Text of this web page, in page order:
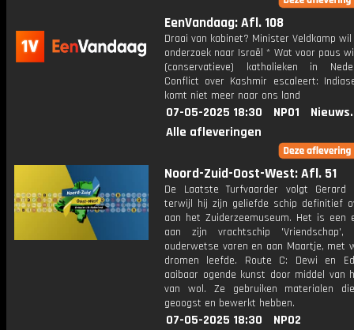
EenVandaag: Afl. 108
Draai van kabinet? Minister Veldkamp
onderzoek naar Israël * Wat voor paus
(conservatieve) katholieken in
Conflict over Kashmir escaleert:
komt niet meer naar ons land
07-05-2025 18:30 NPO1
Alle afleveringen
Noord-Zuid-Oost-West: Afl. 51
De Laatste Turfvaarder volgt Gerard
terwijl hij zijn geliefde schip definitief
aan het Zuiderzeemuseum. Het is een
aan zijn vrachtschip
ouderwetse varen en aan Maartje, met
dromen leefde. Route C: Dewi en
aaibaar ogende kunst door middel van
van wol. Ze gebruiken materialen
geoogst en bewerkt hebben.
07-05-2025 18:30
NPO2